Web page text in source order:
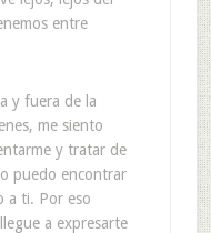
entre
y fuera de la
me siento
y tratar de
puedo encontrar
a ti. Por eso
a expresarte